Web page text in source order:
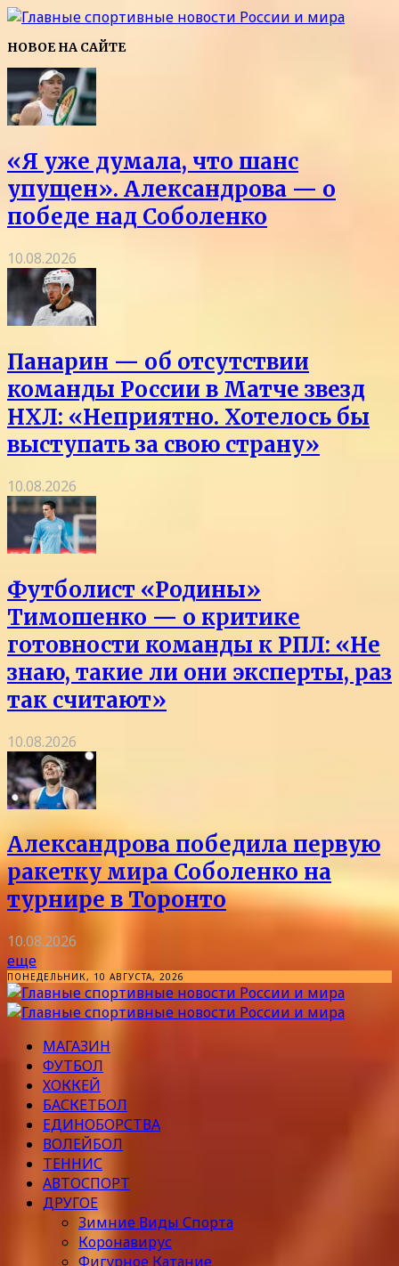
НОВОЕ НА САЙТЕ
«Я уже думала, что шанс
упущен». Александрова — о
победе над Соболенко
10.08.2026
Панарин — об отсутствии
команды России в Матче звезд
НХЛ: «Неприятно. Хотелось бы
выступать за свою страну»
10.08.2026
Футболист «Родины»
Тимошенко — о критике
готовности команды к РПЛ: «Не
знаю, такие ли они эксперты, раз
так считают»
10.08.2026
Александрова победила первую
ракетку мира Соболенко на
турнире в Торонто
10.08.2026
еще
ПОНЕДЕЛЬНИК, 10 АВГУСТА, 2026
МАГАЗИН
ФУТБОЛ
ХОККЕЙ
БАСКЕТБОЛ
ЕДИНОБОРСТВА
ВОЛЕЙБОЛ
ТЕННИС
АВТОСПОРТ
ДРУГОЕ
Зимние Виды Спорта
Коронавирус
Фигурное Катание